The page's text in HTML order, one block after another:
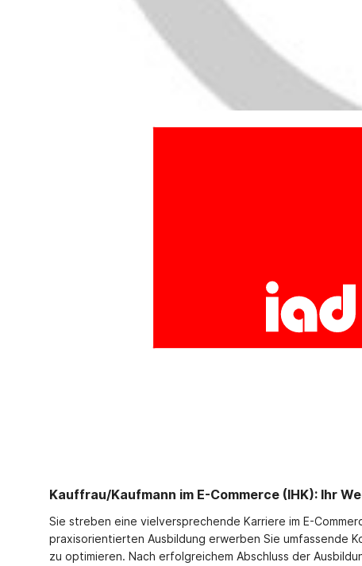
Kauffrau/Kaufmann im E-Commerce (IHK): Ihr
Sie streben eine vielversprechende Karriere im E-
praxisorientierten Ausbildung erwerben Sie umfassende
zu optimieren. Nach erfolgreichem Abschluss der